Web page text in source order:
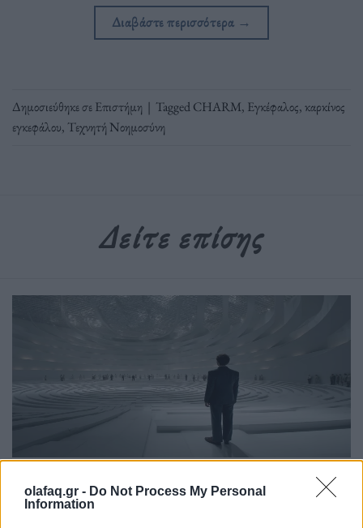
olafaq.gr - Do Not Process My Personal
Information
Διαβάστε περισσότερα →
Δημοσιεύθηκε σεΕπιστήμη | TaggedCHARM, Εγκέφαλος,καρκίνος
εγκεφάλου, Τεχνητή Νοημοσύνη
Δείτε επίσης
Επιστήμη
Το πείραμα της τρέλας: Η διπλή όψη του